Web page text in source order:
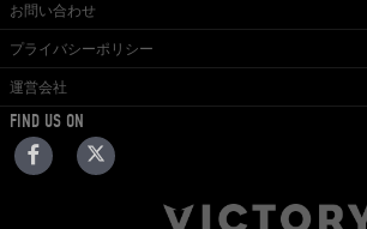
お問い合わせ
プライバシーポリシー
運営会社
FIND US ON